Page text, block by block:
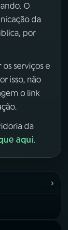
O
da
por
serviços e
isso, não
o link
da
aqui.
›